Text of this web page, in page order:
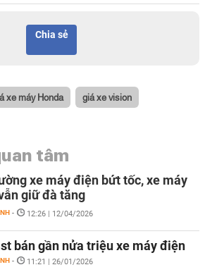
Chia sẻ
xe máy Honda giá xe vision
tâm
xe máy điện bứt tốc, xe máy
giữ đà tăng
- 12:26 | 12/04/2026
bán gần nửa triệu xe máy điện
- 11:21 | 26/01/2026